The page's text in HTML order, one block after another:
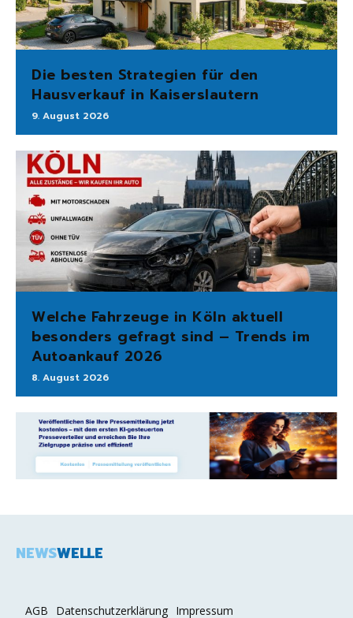
Die besten Strategien für den
Hausverkauf in Kaiserslautern
9. August 2026
Welche Fahrzeuge in Köln aktuell
besonders gefragt sind – Trends im
Autoankauf 2026
8. August 2026
NEWSWELLE
AGB Datenschutzerklärung Impressum